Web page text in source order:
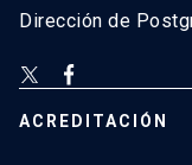
Dirección de
ACREDITACIÓN